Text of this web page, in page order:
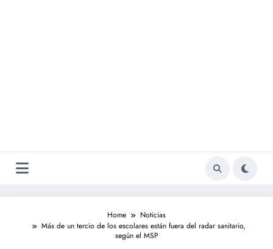
Home
Noticias
Más de un tercio de los escolares están fuera del radar sanitario,
según el MSP